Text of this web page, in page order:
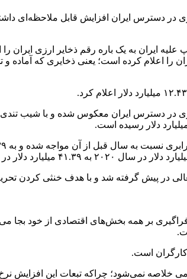
در دسترس ایران افزایش قابل ملاحظه‌ای
دسترس دولت ایران را اعلام کرده است؛ یعنی ذخایری
ایران روند نزولی ذخایر ارزی در دسترس ایران معکوس
فعالی در پیش گرفته شد و با هدف خنثی کردن
بر همه بخش‌های اقتصادی از خود بجا
است.
خلاصه نمی‌شود؛ چراکه تبعات این